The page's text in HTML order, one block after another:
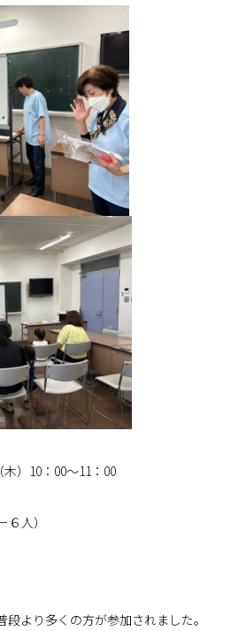
）10：00～11：00
人）
より多くの方が参加されました。